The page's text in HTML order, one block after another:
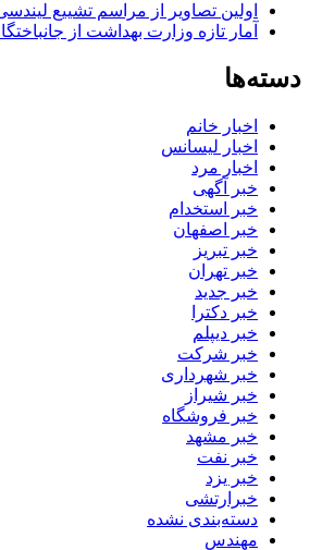
اولین تصاویر از مراسم تشییع
آمار تازه وزارت بهداشت از
دسته‌ها
اخبار خانم
اخبار لیسانس
اخبار مرد
خبر آگهی
خبر استخدام
خبر اصفهان
خبر تبریز
خبر تهران
خبر جدید
خبر دکترا
خبر دیپلم
خبر شرکت
خبر شهرداری
خبر شیراز
خبر فروشگاه
خبر مشهد
خبر نفت
خبر یزد
خبرارتشی
دسته‌بندی نشده
مهندس